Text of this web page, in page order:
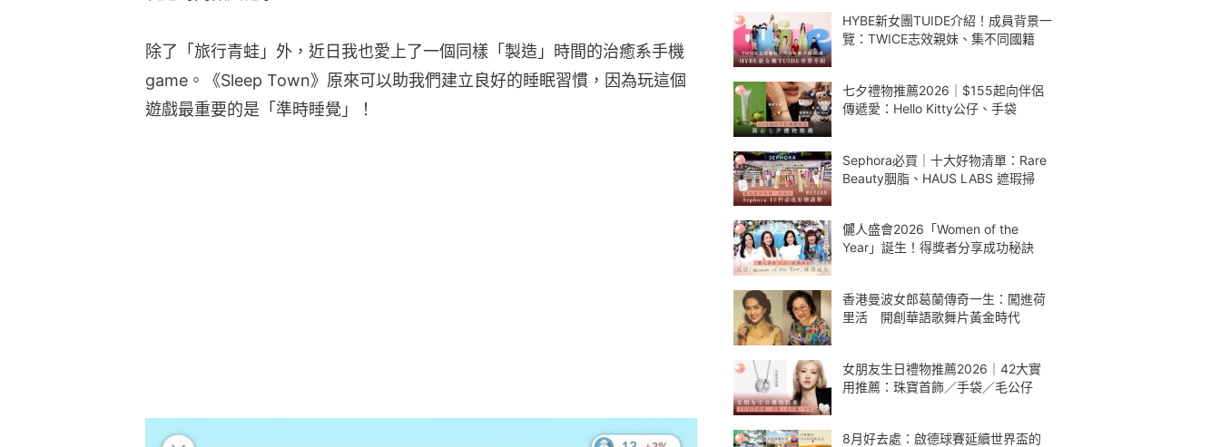
除了「旅行青蛙」外，近日我也愛上了一個同樣「製造」時間的治癒系手機
game。《Sleep Town》原來可以助我們建立良好的睡眠習慣，因為玩這個
遊戲最重要的是「準時睡覺」！
HYBE新女團TUIDE介紹！成員背景一
覽：TWICE志效親妹、集不同國籍
七夕禮物推薦2026｜$155起向伴侶
傳遞愛：Hello Kitty公仔、手袋
Sephora必買｜十大好物清單：Rare
Beauty胭脂、HAUS LABS 遮瑕掃
儷人盛會2026「Women of the
Year」誕生！得獎者分享成功秘訣
香港曼波女郎葛蘭傳奇一生：闖進荷
里活 開創華語歌舞片黃金時代
女朋友生日禮物推薦2026｜42大實
用推薦：珠寶首飾／手袋／毛公仔
8月好去處：啟德球賽延續世界盃的